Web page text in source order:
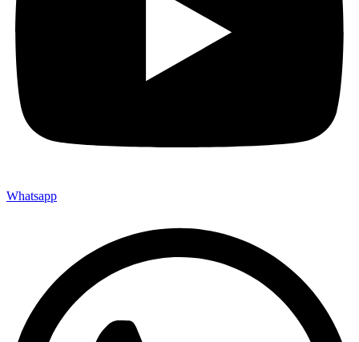
Whatsapp